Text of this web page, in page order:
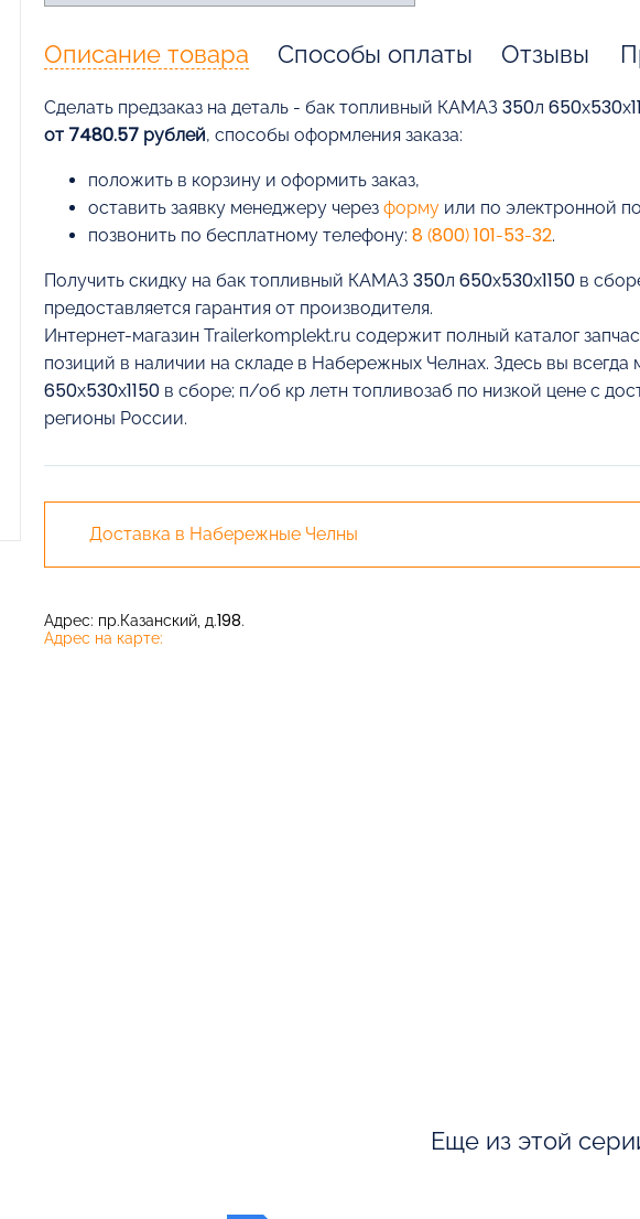
Описание товара Способы оплаты Отзывы
Cделать предзаказ на деталь - бак топливный КАМАЗ 350л
от 7480.57 рублей, способы оформления заказа:
положить в корзину и оформить заказ,
оставить заявку менеджеру через формуили по электронной
позвонить по бесплатному телефону: 8 (800) 101-53-32.
Получить скидку на бак топливный КАМАЗ 350л 650х530х1150 в
предоставляется гарантия от производителя.
Интернет-магазин Trailerkomplekt.ru содержит полный каталог
позиций в наличии на складе в Набережных Челнах. Здесь вы
650х530х1150 в сборе; п/об кр летн топливозаб по низкой цене с
регионы России.
Доставка в Набережные Челны
Адрес: пр.Казанский, д.198.
Адрес на карте:
Еще из этой